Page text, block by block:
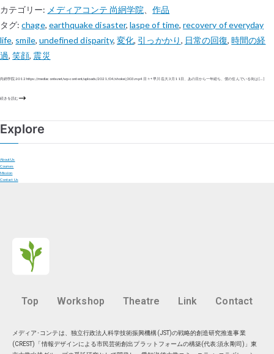
カテゴリー: メディアコンテ 尚絅学院 、作品
タグ:chage, earthquake disaster, laspe of time, recovery of everyday
life, smile, undefined disparity,変化, 引っかかり, 日常の回復,時間の経
過,笑顔, 震災
尚絅学院 2012 https://mediaconte.net/wp-content/uploads/2021/04/shokei_003.mp4 日々+ 早川 岳大 3月11日、あの日から一年経ち、僕の住んでいる街は […]
続きを読む
Explore
About Us
Courses
Mission
Contact Us
Top Workshop Theatre Link Contact
メディア･コンテは、独立行政法人科学技術振興機構(JST)の戦略的創造研究推進事業
(CREST)「情報デザインによる市民芸術創出プラットフォームの構築(代表:須永剛司)」東